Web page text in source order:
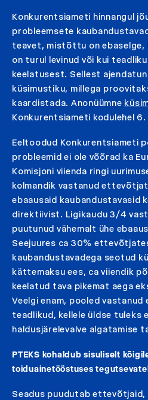
Konkurentsiameti hinnangul
probleemsete
teavet, mistõttu on ebaselge,
on turul levinud või kui
keelatusest. Sellest
küsimustiku, millega
kaardistada. Anonüümne
Konkurentsiameti kodulehel 6.
Eeltoodud Konkurentsiameti
probleemid ei ole võõrad ka
Komisjoni viienda ringi
kolmandik vastanud
ebaausaid kaubandustavasid
direktiivist. Ligikaudu 3/4
puutunud vähemalt ühe
Seejuures ca 30%
kaubandustavadega seotud
kättemaksu ees, ca viiendik
keelatud tava pikemat aega
Veelgi enam, pooled
teadlikud, kellele üldse tuleks
haldusjärelevalve algatamise
PTEKS kohaldub sisuliselt
toiduainetööstuses
Seadus puudutab ettevõtjaid,